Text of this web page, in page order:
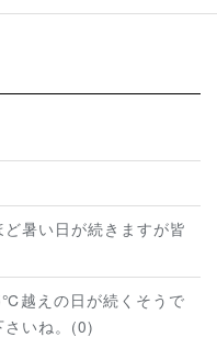
暑い日が続きますが皆
越えの日が続くそうで
さいね。(0)